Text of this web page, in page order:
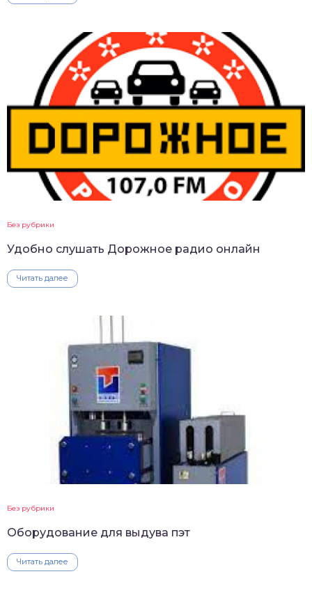
Без рубрики
Удобно слушать Дорожное радио онлайн
Читать далее
Без рубрики
Оборудование для выдува пэт
Читать далее